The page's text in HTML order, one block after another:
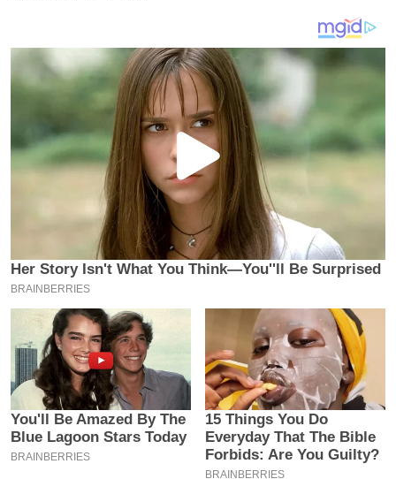
L
0
क्रा
-
पे
प
मि
सा
ल
बे